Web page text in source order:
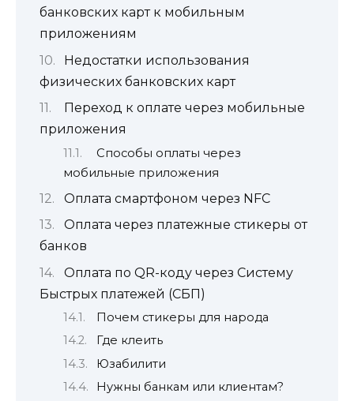
банковских карт к мобильным
приложениям
Недостатки использования
физических банковских карт
Переход к оплате через мобильные
приложения
Способы оплаты через
мобильные приложения
Оплата смартфоном через NFC
Оплата через платежные стикеры от
банков
Оплата по QR-коду через Систему
Быстрых платежей (СБП)
Почем стикеры для народа
Где клеить
Юзабилити
Нужны банкам или клиентам?